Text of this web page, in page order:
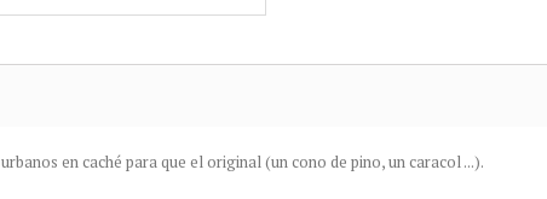
urbanos en caché para que eloriginal (un cono de pino,uncaracol...).